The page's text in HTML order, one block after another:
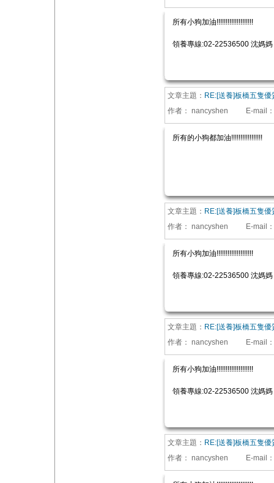
所有小狗加油!!!!!!!!!!!!!!!!!!!!
領養專線:02-22536500 沈媽媽
文章主題： RE:[送養]板橋五隻優
作者： nancyshen E-mail ：
所有的小狗都加油!!!!!!!!!!!!!!!!!
文章主題： RE:[送養]板橋五隻優
作者： nancyshen E-mail ：
所有小狗加油!!!!!!!!!!!!!!!!!!!!
領養專線:02-22536500 沈媽媽
文章主題： RE:[送養]板橋五隻優
作者： nancyshen E-mail ：
所有小狗加油!!!!!!!!!!!!!!!!!!!!
領養專線:02-22536500 沈媽媽
文章主題： RE:[送養]板橋五隻優
作者： nancyshen E-mail ：